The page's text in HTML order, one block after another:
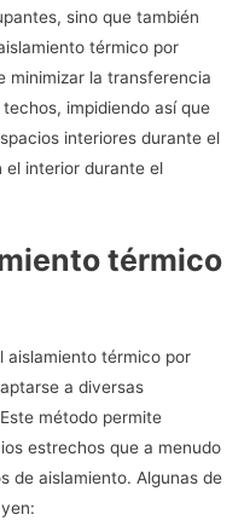
sino que también
térmico por
minimizar la transferencia
impidiendo así que
interiores durante el
el interior durante el
térmico
aislamiento térmico por
a diversas
método permite
estrechos que a menudo
de aislamiento. Algunas de